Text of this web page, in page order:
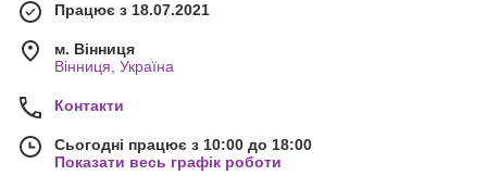
Працює з 18.07.2021
м. Вінниця
Вінниця, Україна
Контакти
Сьогодні працює з 10:00 до 18:00
Показати весь графік роботи